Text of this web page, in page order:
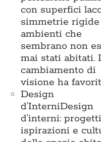
con superfici
simmetrie
ambienti che
sembrano non
mai stati abitati.
cambiamento di
visione ha
Design
d’InterniDesign
d’interni:
ispirazioni e